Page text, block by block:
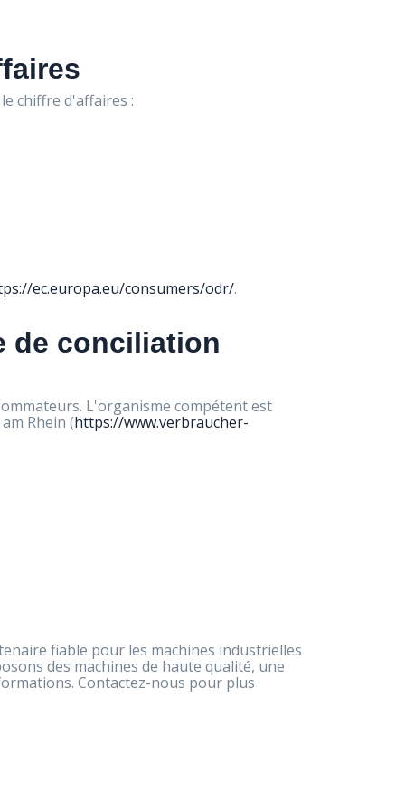
chiffre d'affaires :
ec.europa.eu/consumers/odr/.
de conciliation
L'organisme compétent est
Rhein (https://www.verbraucher-
fiable pour les machines industrielles
des machines de haute qualité, une
Contactez-nous pour plus